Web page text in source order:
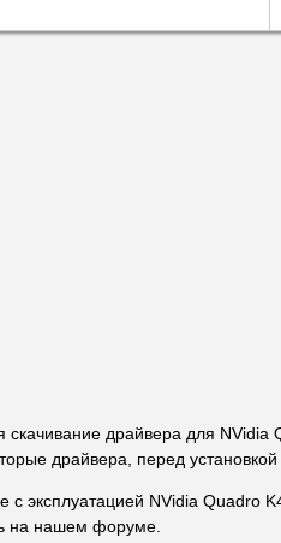
скачивание драйвера для
драйвера, перед
эксплуатацией NVidia Quadro
на нашем форуме.